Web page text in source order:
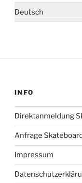
Deutsch
INFO
Direktanmeldung
Anfrage
Impressum